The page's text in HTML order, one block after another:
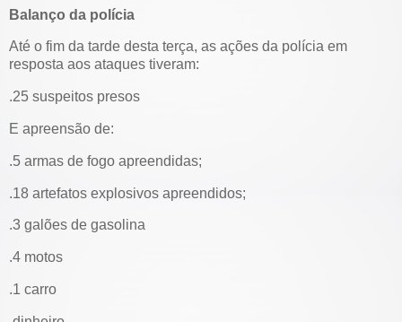
Balanço da polícia
Até o fim da tarde desta terça, as ações da polícia em
resposta aos ataques tiveram:
.25 suspeitos presos
E apreensão de:
.5 armas de fogo apreendidas;
.18 artefatos explosivos apreendidos;
.3 galões de gasolina
.4 motos
.1 carro